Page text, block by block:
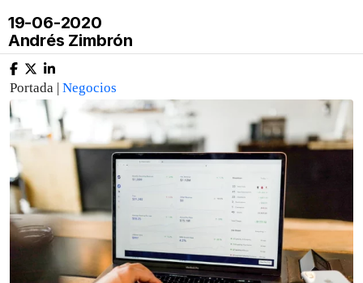
19-06-2020
Andrés Zimbrón
Portada | Negocios